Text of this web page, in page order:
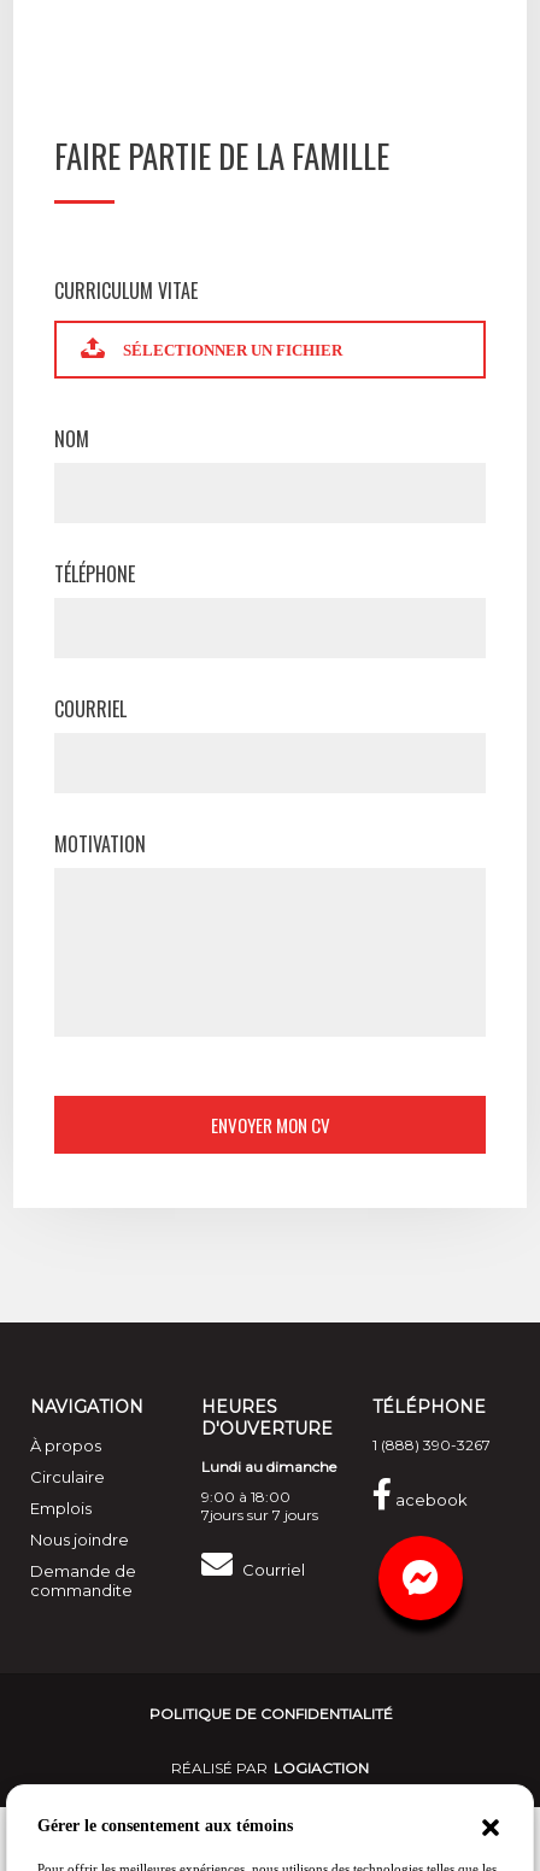
FAIRE PARTIE DE LA FAMILLE
CURRICULUM VITAE
SÉLECTIONNER UN FICHIER
NOM
TÉLÉPHONE
COURRIEL
MOTIVATION
NAVIGATION
À propos
Circulaire
Emplois
Nous joindre
Demande de
commandite
HEURES
D'OUVERTURE
Lundi au dimanche
9:00 à 18:00
7jours sur 7 jours
Courriel
TÉLÉPHONE
1 (888) 390-3267
acebook
POLITIQUE DE CONFIDENTIALITÉ
RÉALISÉ PAR LOGIACTION
Gérer le consentement aux témoins
Pour offrir les meilleures expériences, nous utilisons des technologies telles que les